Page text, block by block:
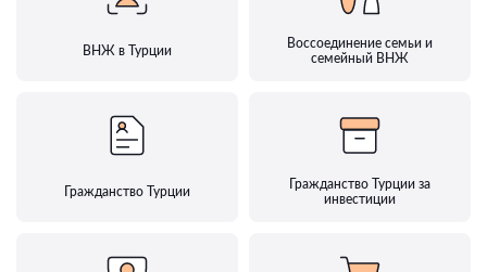
ВНЖ в Турции
Воссоединение семьи и
семейный ВНЖ
Гражданство Турции
Гражданство Турции за
инвестиции